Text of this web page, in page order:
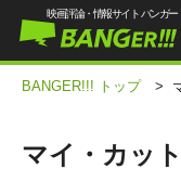
映画評論・情報サイト バンガー
BANGER!!! トップ >
マイ・カッ